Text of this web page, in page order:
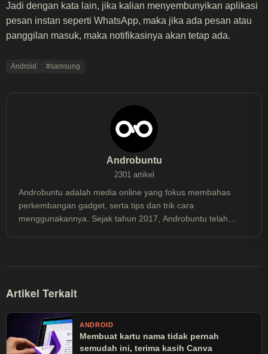
Jadi dengan kata lain, jika kalian menyembunyikan aplikasi
pesan instan seperti WhatsApp, maka jika ada pesan atau
panggilan masuk, maka notifikasinya akan tetap ada.
Android #samsung
Androbuntu
2301 artikel
Androbuntu adalah media online yang fokus membahas
perkembangan gadget, serta tips dan trik cara
menggunakannya. Sejak tahun 2017, Androbuntu telah
Artikel Terkait
ANDROID
Membuat kartu nama tidak pernah
semudah ini, terima kasih Canva